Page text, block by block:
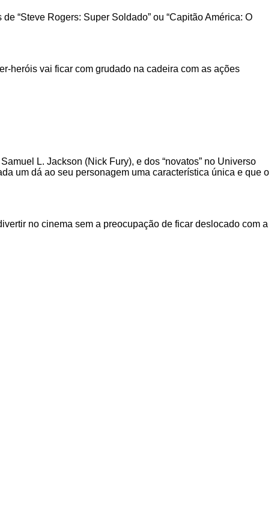
“Steve Rogers: Super Soldado” ou “Capitão América: O
heróis vai ficar com grudado na cadeira com as ações
L. Jackson (Nick Fury), e dos “novatos” no Universo
um dá ao seu personagem uma característica única e que o
no cinema sem a preocupação de ficar deslocado com a